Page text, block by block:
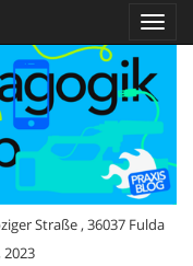
Straße , 36037 Fulda
2023